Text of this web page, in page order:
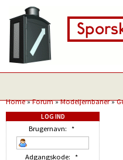
Home»Forum»Modeljernbaner»
LOG IND
Brugernavn: *
Adgangskode: *